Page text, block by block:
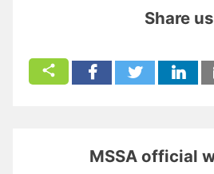
Share us
MSSA official